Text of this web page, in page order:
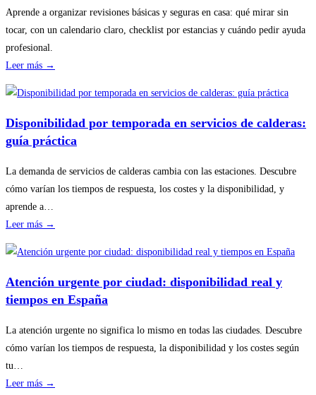
Aprende a organizar revisiones básicas y seguras en casa: qué mirar sin
tocar, con un calendario claro, checklist por estancias y cuándo pedir ayuda
profesional.
Leer más →
planificar
revisiones
básicas
hogar
sin
Disponibilidad por temporada en servicios de calderas:
guía práctica
La demanda de servicios de calderas cambia con las estaciones. Descubre
cómo varían los tiempos de respuesta, los costes y la disponibilidad, y
aprende a…
Leer más →
por
temporada
de
calderas:
Atención urgente por ciudad: disponibilidad real y
tiempos en España
La atención urgente no significa lo mismo en todas las ciudades. Descubre
cómo varían los tiempos de respuesta, la disponibilidad y los costes según
tu…
Leer más →